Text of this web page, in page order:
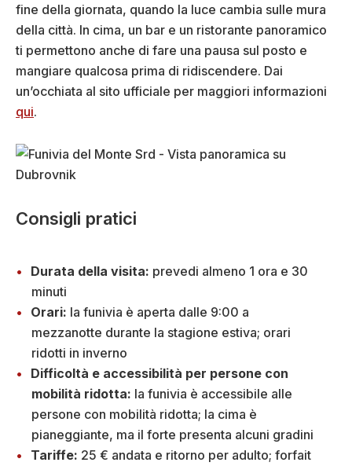
fine della giornata, quando la luce cambia sulle mura
della città. In cima, un bar e un ristorante panoramico
ti permettono anche di fare una pausa sul posto e
mangiare qualcosa prima di ridiscendere. Dai
un’occhiata al sito ufficiale per maggiori informazioni
qui.
Consigli pratici
Durata della visita: prevedi almeno 1 ora e 30
minuti
Orari: la funivia è aperta dalle 9:00 a
mezzanotte durante la stagione estiva; orari
ridotti in inverno
Difficoltà e accessibilità per persone con
mobilità ridotta: la funivia è accessibile alle
persone con mobilità ridotta; la cima è
pianeggiante, ma il forte presenta alcuni gradini
Tariffe: 25 € andata e ritorno per adulto; forfait